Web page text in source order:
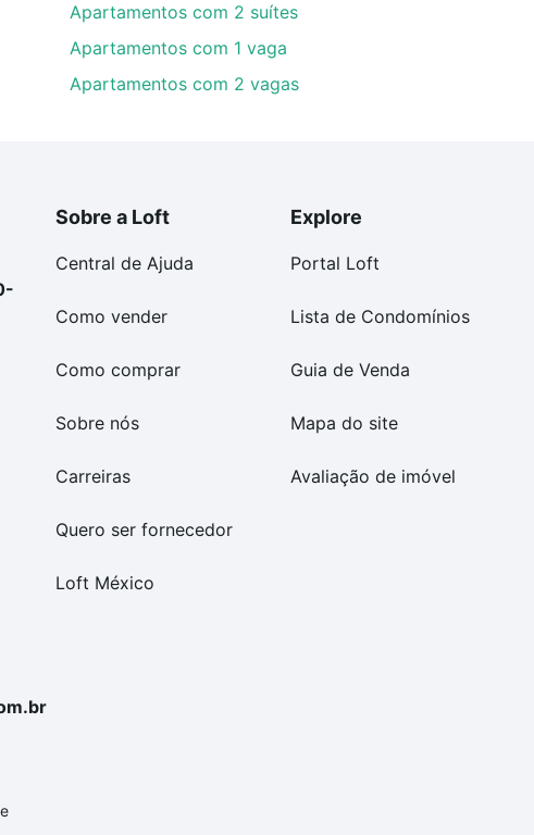
Apartamentos com 2 suítes
Apartamentos com 1 vaga
Apartamentos com 2 vagas
Sobre a Loft
Central de Ajuda
Como vender
Como comprar
Sobre nós
Carreiras
Quero ser fornecedor
Loft México
Explore
Portal Loft
Lista de Condomínios
Guia de Venda
Mapa do site
Avaliação de imóvel